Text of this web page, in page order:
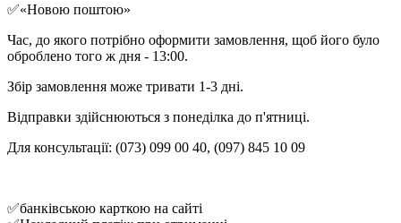
✅«Новою поштою»
Час, до якого потрібно оформити замовлення, щоб його було
оброблено того ж дня - 13:00.
Збір замовлення може тривати 1-3 дні.
Відправки здійснюються з понеділка до п'ятниці.
Для консультації: (073) 099 00 40, (097) 845 10 09
✅банківською карткою на сайті